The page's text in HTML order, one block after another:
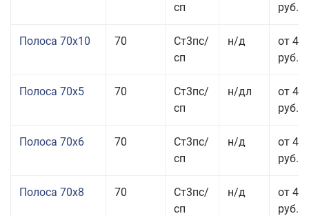
сп
руб.
Полоса 70x10 70
Ст3пс/
сп
н/д
от 42
руб.
Полоса 70x5 70
Ст3пс/
сп
н/дл
от 43
руб.
Полоса 70x6 70
Ст3пс/
сп
н/д
от 42
руб.
Полоса 70x8 70
Ст3пс/
сп
н/д
от 43
руб.